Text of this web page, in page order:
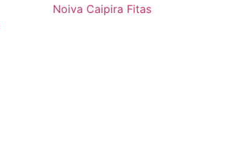
Noiva Caipira Fitas